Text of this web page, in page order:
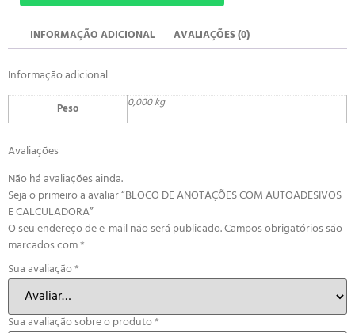
INFORMAÇÃO ADICIONAL AVALIAÇÕES (0)
Informação adicional
Peso 0,000 kg
Avaliações
Não há avaliações ainda.
Seja o primeiro a avaliar “BLOCO DE ANOTAÇÕES COM AUTOADESIVOS
E CALCULADORA”
O seu endereço de e-mail não será publicado.Campos obrigatórios são
marcados com*
Sua avaliação*
Sua avaliação sobre o produto*